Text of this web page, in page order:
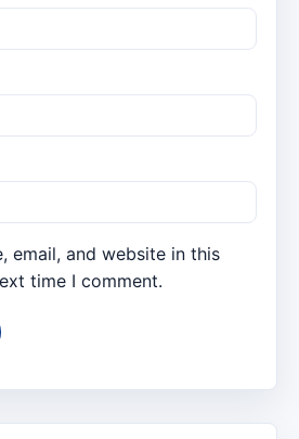
email, and website in this
time I comment.